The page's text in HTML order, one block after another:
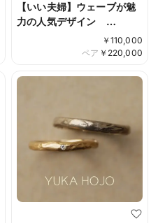
【いい夫婦】ウェーブが魅
力の人気デザイン
No.12 IFM012G/112W
￥ 110,000
￥ 220,000
ペア